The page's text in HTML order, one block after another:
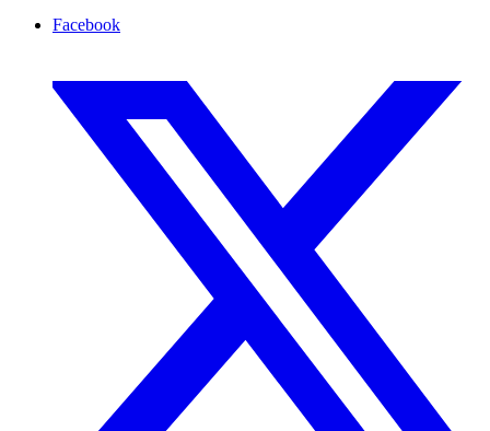
Facebook